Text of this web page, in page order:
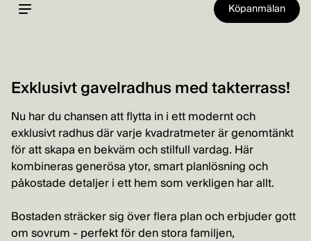
Köpanmälan
Exklusivt gavelradhus med takterrass!
Nu har du chansen att flytta in i ett modernt och
exklusivt radhus där varje kvadratmeter är genomtänkt
för att skapa en bekväm och stilfull vardag. Här
kombineras generösa ytor, smart planlösning och
påkostade detaljer i ett hem som verkligen har allt.
Bostaden sträcker sig över flera plan och erbjuder gott
om sovrum - perfekt för den stora familjen,